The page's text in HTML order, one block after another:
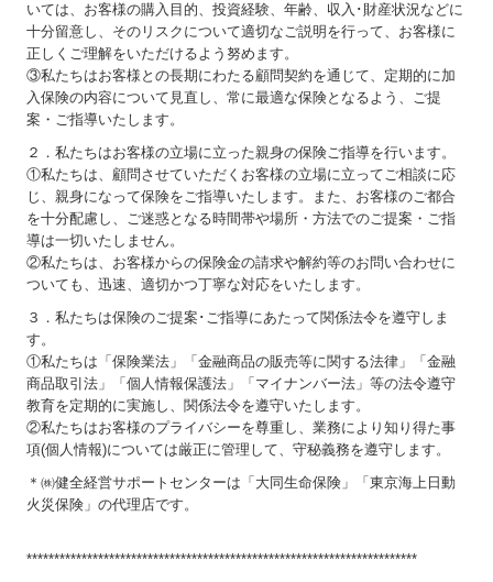
いては、お客様の購入目的、投資経験、年齢、収入･財産状況などに
十分留意し、そのリスクについて適切なご説明を行って、お客様に
正しくご理解をいただけるよう努めます。
③私たちはお客様との長期にわたる顧問契約を通じて、定期的に加
入保険の内容について見直し、常に最適な保険となるよう、ご提
案・ご指導いたします。
２．私たちはお客様の立場に立った親身の保険ご指導を行います。
①私たちは、顧問させていただくお客様の立場に立ってご相談に応
じ、親身になって保険をご指導いたします。また、お客様のご都合
を十分配慮し、ご迷惑となる時間帯や場所・方法でのご提案・ご指
導は一切いたしません。
②私たちは、お客様からの保険金の請求や解約等のお問い合わせに
ついても、迅速、適切かつ丁寧な対応をいたします。
３．私たちは保険のご提案･ご指導にあたって関係法令を遵守しま
す。
①私たちは「保険業法」「金融商品の販売等に関する法律」「金融
商品取引法」「個人情報保護法」「マイナンバー法」等の法令遵守
教育を定期的に実施し、関係法令を遵守いたします。
②私たちはお客様のプライバシーを尊重し、業務により知り得た事
項(個人情報)については厳正に管理して、守秘義務を遵守します。
＊㈱健全経営サポートセンターは「大同生命保険」「東京海上日動
火災保険」の代理店です。
***********************************************************************